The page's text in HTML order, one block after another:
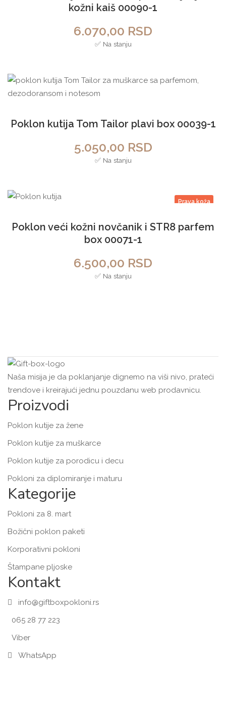
kožni kaiš 00090-1
6.070,00 RSD
✅ Na stanju
Poklon kutija Tom Tailor plavi box 00039-1
5.050,00 RSD
✅ Na stanju
Prava koža
Poklon veći kožni novčanik i STR8 parfem
box 00071-1
6.500,00 RSD
✅ Na stanju
Naša misija je da poklanjanje dignemo na viši nivo, prateći
trendove i kreirajući jednu pouzdanu web prodavnicu.
Proizvodi
Poklon kutije za žene
Poklon kutije za muškarce
Poklon kutije za porodicu i decu
Pokloni za diplomiranje i maturu
Kategorije
Pokloni za 8. mart
Božični poklon paketi
Korporativni pokloni
Štampane pljoske
Kontakt
info@giftboxpokloni.rs
065 28 77 223
Viber
WhatsApp